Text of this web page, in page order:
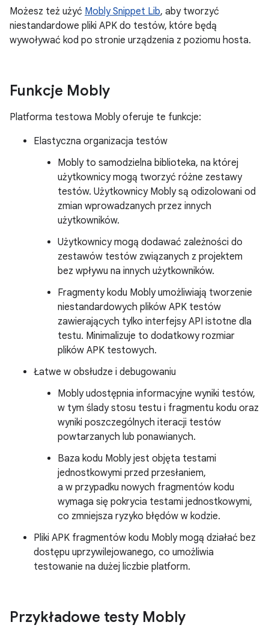
Możesz też użyć Mobly Snippet Lib, aby tworzyć
niestandardowe pliki APK do testów, które będą
wywoływać kod po stronie urządzenia z poziomu hosta.
Funkcje Mobly
Platforma testowa Mobly oferuje te funkcje:
Elastyczna organizacja testów
Mobly to samodzielna biblioteka, na której
użytkownicy mogą tworzyć różne zestawy
testów. Użytkownicy Mobly są odizolowani od
zmian wprowadzanych przez innych
użytkowników.
Użytkownicy mogą dodawać zależności do
zestawów testów związanych z projektem
bez wpływu na innych użytkowników.
Fragmenty kodu Mobly umożliwiają tworzenie
niestandardowych plików APK testów
zawierających tylko interfejsy API istotne dla
testu. Minimalizuje to dodatkowy rozmiar
plików APK testowych.
Łatwe w obsłudze i debugowaniu
Mobly udostępnia informacyjne wyniki testów,
w tym ślady stosu testu i fragmentu kodu oraz
wyniki poszczególnych iteracji testów
powtarzanych lub ponawianych.
Baza kodu Mobly jest objęta testami
jednostkowymi przed przesłaniem,
a w przypadku nowych fragmentów kodu
wymaga się pokrycia testami jednostkowymi,
co zmniejsza ryzyko błędów w kodzie.
Pliki APK fragmentów kodu Mobly mogą działać bez
dostępu uprzywilejowanego, co umożliwia
testowanie na dużej liczbie platform.
Przykładowe testy Mobly